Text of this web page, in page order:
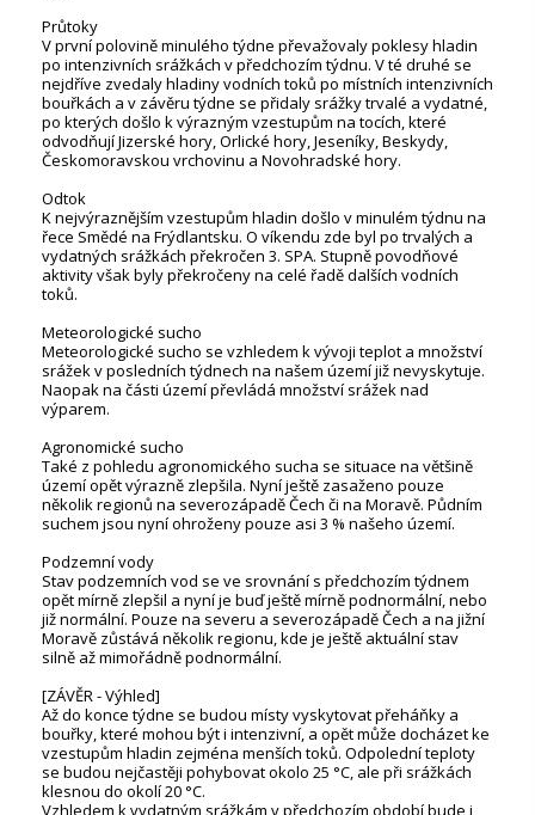
Průtoky
V první polovině minulého týdne převažovaly poklesy hladin
po intenzivních srážkách v předchozím týdnu. V té druhé se
nejdříve zvedaly hladiny vodních toků po místních intenzivních
bouřkách a v závěru týdne se přidaly srážky trvalé a vydatné,
po kterých došlo k výrazným vzestupům na tocích, které
odvodňují Jizerské hory, Orlické hory, Jeseníky, Beskydy,
Českomoravskou vrchovinu a Novohradské hory.
Odtok
K nejvýraznějším vzestupům hladin došlo v minulém týdnu na
řece Smědé na Frýdlantsku. O víkendu zde byl po trvalých a
vydatných srážkách překročen 3. SPA. Stupně povodňové
aktivity však byly překročeny na celé řadě dalších vodních
toků.
Meteorologické sucho
Meteorologické sucho se vzhledem k vývoji teplot a množství
srážek v posledních týdnech na našem území již nevyskytuje.
Naopak na části území převládá množství srážek nad
výparem.
Agronomické sucho
Také z pohledu agronomického sucha se situace na většině
území opět výrazně zlepšila. Nyní ještě zasaženo pouze
několik regionů na severozápadě Čech či na Moravě. Půdním
suchem jsou nyní ohroženy pouze asi 3 % našeho území.
Podzemní vody
Stav podzemních vod se ve srovnání s předchozím týdnem
opět mírně zlepšil a nyní je buď ještě mírně podnormální, nebo
již normální. Pouze na severu a severozápadě Čech a na jižní
Moravě zůstává několik regionu, kde je ještě aktuální stav
silně až mimořádně podnormální.
[ZÁVĚR - Výhled]
Až do konce týdne se budou místy vyskytovat přeháňky a
bouřky, které mohou být i intenzivní, a opět může docházet ke
vzestupům hladin zejména menších toků. Odpolední teploty
se budou nejčastěji pohybovat okolo 25 °C, ale při srážkách
klesnou do okolí 20 °C.
Vzhledem k vydatným srážkám v předchozím období bude i